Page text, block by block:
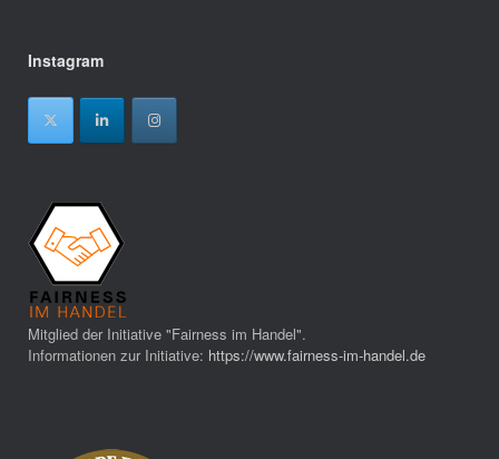
Instagram
Mitglied der Initiative "Fairness im Handel".
Informationen zur Initiative: https://www.fairness-im-handel.de